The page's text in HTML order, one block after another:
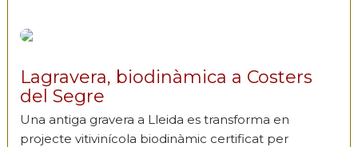
Lagravera, biodinàmica a Costers
del Segre
Una antiga gravera a Lleida es transforma en
projecte vitivinícola biodinàmic certificat per